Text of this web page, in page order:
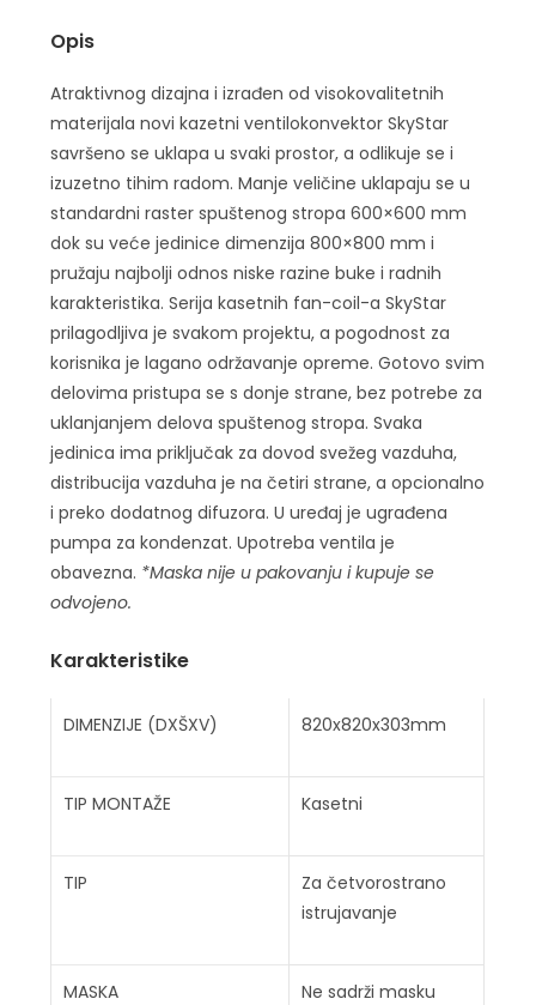
Opis
Atraktivnog dizajna i izrađen od visokovalitetnih
materijala novi kazetni ventilokonvektor SkyStar
savršeno se uklapa u svaki prostor, a odlikuje se i
izuzetno tihim radom. Manje veličine uklapaju se u
standardni raster spuštenog stropa 600×600 mm
dok su veće jedinice dimenzija 800×800 mm i
pružaju najbolji odnos niske razine buke i radnih
karakteristika. Serija kasetnih fan-coil-a SkyStar
prilagodljiva je svakom projektu, a pogodnost za
korisnika je lagano održavanje opreme. Gotovo svim
delovima pristupa se s donje strane, bez potrebe za
uklanjanjem delova spuštenog stropa. Svaka
jedinica ima priključak za dovod svežeg vazduha,
distribucija vazduha je na četiri strane, a opcionalno
i preko dodatnog difuzora. U uređaj je ugrađena
pumpa za kondenzat. Upotreba ventila je
obavezna. *Maska nije u pakovanju i kupuje se
odvojeno.
Karakteristike
DIMENZIJE (DXŠXV) 820x820x303mm
TIP MONTAŽE Kasetni
TIP
Za četvorostrano
istrujavanje
MASKA Ne sadrži masku